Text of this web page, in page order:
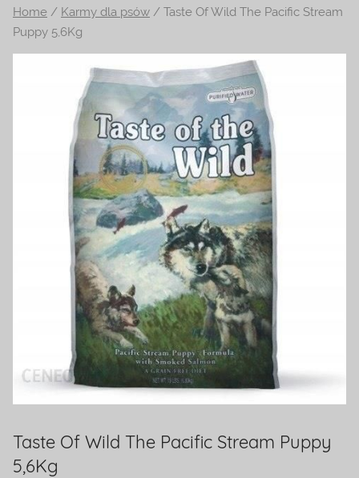
na
temat
terrarystyki
Zapraszamy!
Home / Karmy dla psów / Taste Of Wild The Pacific Stream
Puppy 5,6Kg
Taste Of Wild The Pacific Stream Puppy
5,6Kg